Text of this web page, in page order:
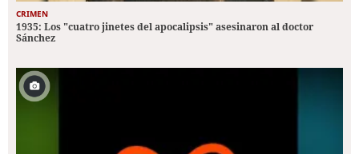
CRIMEN
1935: Los "cuatro jinetes del apocalipsis" asesinaron al doctor
Sánchez